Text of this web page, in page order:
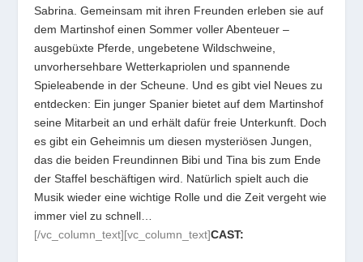
Sabrina. Gemeinsam mit ihren Freunden erleben sie auf
dem Martinshof einen Sommer voller Abenteuer –
ausgebüxte Pferde, ungebetene Wildschweine,
unvorhersehbare Wetterkapriolen und spannende
Spieleabende in der Scheune. Und es gibt viel Neues zu
entdecken: Ein junger Spanier bietet auf dem Martinshof
seine Mitarbeit an und erhält dafür freie Unterkunft. Doch
es gibt ein Geheimnis um diesen mysteriösen Jungen,
das die beiden Freundinnen Bibi und Tina bis zum Ende
der Staffel beschäftigen wird. Natürlich spielt auch die
Musik wieder eine wichtige Rolle und die Zeit vergeht wie
immer viel zu schnell…
[/vc_column_text][vc_column_text]CAST: